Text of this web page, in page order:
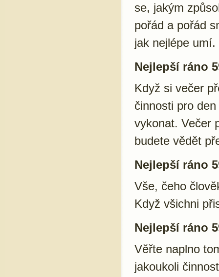
se, jakým
pořád a pořád
jak nejlépe umí.
Nejlepší ráno
Když si večer
činnosti pro
vykonat. Večer
budete vědět
Nejlepší ráno
Vše, čeho
Když všichni
Nejlepší ráno
Věřte naplno
jakoukoli